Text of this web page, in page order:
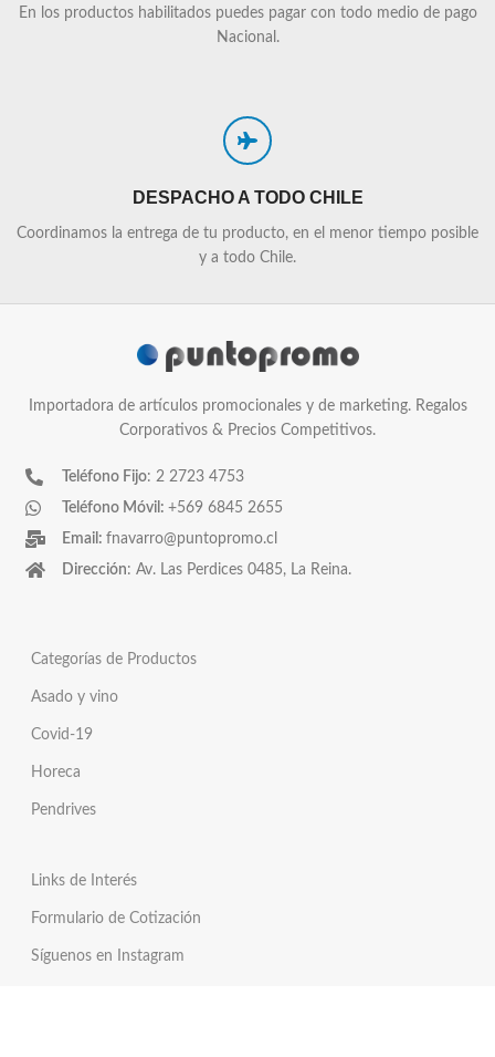
En los productos habilitados puedes pagar con todo medio de pago
Nacional.
DESPACHO A TODO CHILE
Coordinamos la entrega de tu producto, en el menor tiempo posible
y a todo Chile.
Importadora de artículos promocionales y de marketing. Regalos
Corporativos & Precios Competitivos.
Teléfono Fijo: 2 2723 4753
Teléfono Móvil: +569 6845 2655
Email: fnavarro@puntopromo.cl
Dirección: Av. Las Perdices 0485, La Reina.
Categorías de Productos
Asado y vino
Covid-19
Horeca
Pendrives
Links de Interés
Formulario de Cotización
Síguenos en Instagram